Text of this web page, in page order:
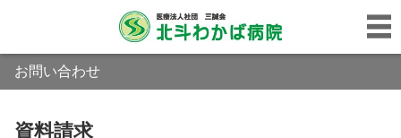
お問い合わせ
資料請求